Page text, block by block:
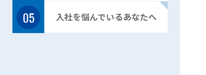
05 入社を悩んでいるあなたへ